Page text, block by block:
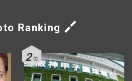
Ranking